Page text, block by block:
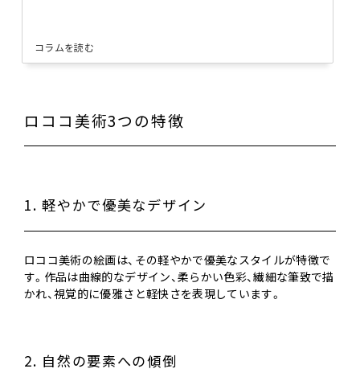
コラムを読む
ロココ美術3つの特徴
1. 軽やかで優美なデザイン
ロココ美術の絵画は、その軽やかで優美なスタイルが特徴で
す。作品は曲線的なデザイン、柔らかい色彩、繊細な筆致で描
かれ、視覚的に優雅さと軽快さを表現しています。
2. 自然の要素への傾倒